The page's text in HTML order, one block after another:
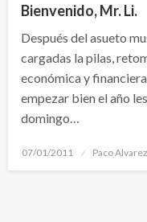
Bienvenido, Mr. Li.
Después del asueto
cargadas la pilas,
económica y financiera
empezar bien el año
domingo…
Publicado
07/01/2011 Paco Alvarez